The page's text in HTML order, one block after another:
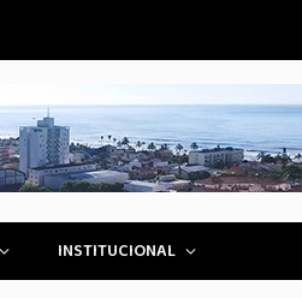
INSTITUCIONAL